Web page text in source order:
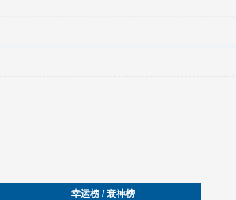
幸运榜 / 衰神榜